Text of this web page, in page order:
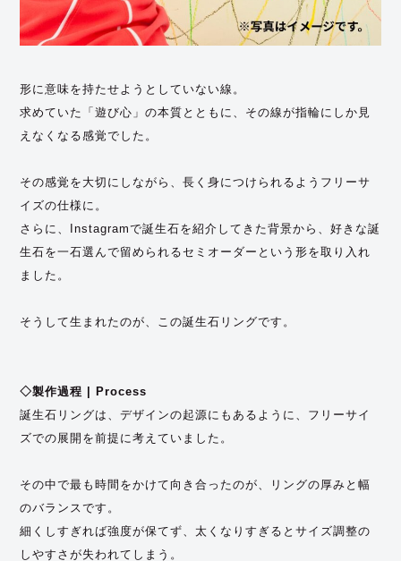
形に意味を持たせようとしていない線。
求めていた「遊び心」の本質とともに、その線が指輪にしか見
えなくなる感覚でした。
その感覚を大切にしながら、長く身につけられるようフリーサ
イズの仕様に。
さらに、Instagramで誕生石を紹介してきた背景から、好きな誕
生石を一石選んで留められるセミオーダーという形を取り入れ
ました。
そうして生まれたのが、この誕生石リングです。
◇製作過程 | Process
誕生石リングは、デザインの起源にもあるように、フリーサイ
ズでの展開を前提に考えていました。
その中で最も時間をかけて向き合ったのが、リングの厚みと幅
のバランスです。
細くしすぎれば強度が保てず、太くなりすぎるとサイズ調整の
しやすさが失われてしまう。